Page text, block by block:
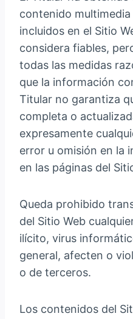
contenido
incluidos en el Sitio
considera fiables,
todas las medidas
que la información
Titular no garantiza
completa o
expresamente
error u omisión en la
en las páginas del
Queda prohibido
del Sitio Web
ilícito, virus
general, afecten o
o de terceros.
Los contenidos del